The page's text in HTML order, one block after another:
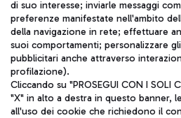
tramite i servizi ferroviariTRAVEL
ITA
di suo interesse; inviarle messaggi
preferenze manifestate nell'ambito
della navigazione in rete; effettuare
suoi comportamenti; personalizzare
pubblicitari anche attraverso
profilazione).
Cliccando su "PROSEGUI CON I SOLI
"X" in alto a destra in questo banner,
all'uso dei cookie che richiedono il